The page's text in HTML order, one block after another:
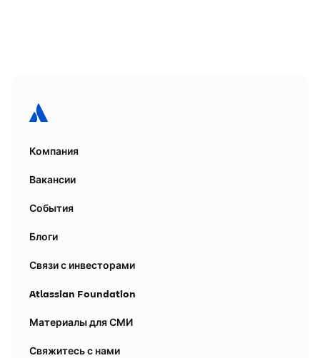
Компания
Вакансии
События
Блоги
Связи с инвесторами
Atlassian Foundation
Материалы для СМИ
Свяжитесь с нами